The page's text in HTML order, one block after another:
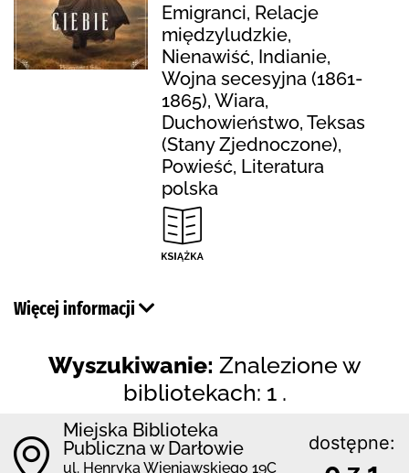
Emigranci, Relacje
międzyludzkie,
Nienawiść, Indianie,
Wojna secesyjna (1861-
1865), Wiara,
Duchowieństwo, Teksas
(Stany Zjednoczone),
Powieść, Literatura
polska
Więcej informacji
Wyszukiwanie: Znalezione w
bibliotekach: 1 .
Miejska Biblioteka
Publiczna w Darłowie
ul. Henryka Wieniawskiego 19C
dostępne: